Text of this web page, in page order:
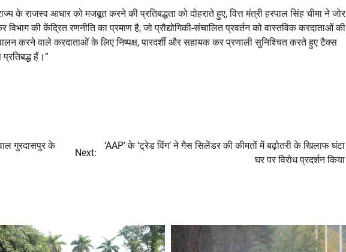
के राजस्व आधार को मजबूत करने की प्रतिबद्धता को दोहराते हुए, वित्त मंत्री हरपाल सिंह चीमा ने जोर
की केंद्रित रणनीति का प्रमाण है, जो प्रौद्योगिकी-संचालित प्रवर्तन को वास्तविक करदाताओं की
करने वाले करदाताओं के लिए निष्पक्ष, पारदर्शी और सहायक कर प्रणाली सुनिश्चित करते हुए टैक्स
हैं।”
गुरदासपुर के
Next:
‘AAP’ के ‘ट्रेड विंग’ ने गैस सिलेंडर की कीमतों में बढ़ोतरी के खिलाफ घंटा
घर पर विरोध प्रदर्शन किया